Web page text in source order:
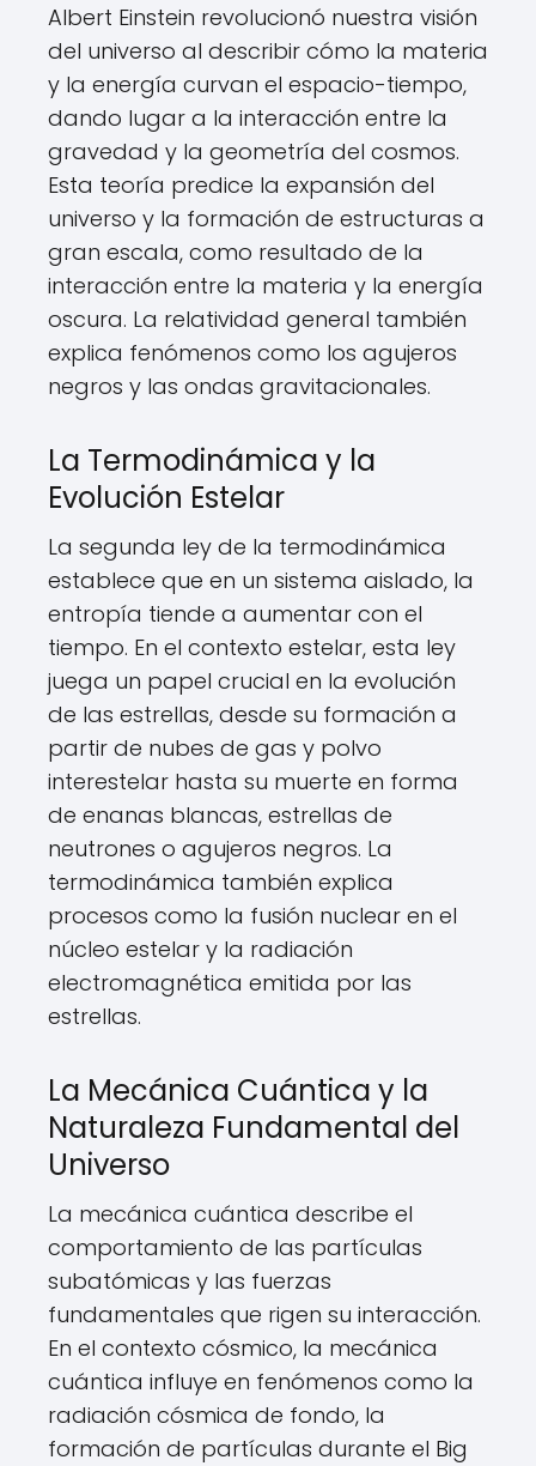
Albert Einstein revolucionó nuestra visión
del universo al describir cómo la materia
y la energía curvan el espacio-tiempo,
dando lugar a la interacción entre la
gravedad y la geometría del cosmos.
Esta teoría predice la expansión del
universo y la formación de estructuras a
gran escala, como resultado de la
interacción entre la materia y la energía
oscura. La relatividad general también
explica fenómenos como los agujeros
negros y las ondas gravitacionales.
La Termodinámica y la
Evolución Estelar
La segunda ley de la termodinámica
establece que en un sistema aislado, la
entropía tiende a aumentar con el
tiempo. En el contexto estelar, esta ley
juega un papel crucial en la evolución
de las estrellas, desde su formación a
partir de nubes de gas y polvo
interestelar hasta su muerte en forma
de enanas blancas, estrellas de
neutrones o agujeros negros. La
termodinámica también explica
procesos como la fusión nuclear en el
núcleo estelar y la radiación
electromagnética emitida por las
estrellas.
La Mecánica Cuántica y la
Naturaleza Fundamental del
Universo
La mecánica cuántica describe el
comportamiento de las partículas
subatómicas y las fuerzas
fundamentales que rigen su interacción.
En el contexto cósmico, la mecánica
cuántica influye en fenómenos como la
radiación cósmica de fondo, la
formación de partículas durante el Big